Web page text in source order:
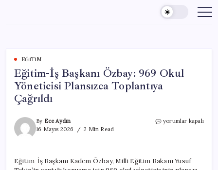
content
EĞITIM
Eğitim-İş Başkanı Özbay: 969 Okul
Yöneticisi Plansızca Toplantıya
Çağrıldı
By Ece Aydın
16 Mayıs 2026
2 Min Read
Eğitim-
Okul
yorumlar kapalı
Eğitim-İş Başkanı Kadem Özbay, Milli Eğitim Bakanı Yusuf